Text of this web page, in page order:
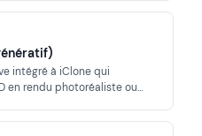
intégré à iClone qui
en rendu photoréaliste ou
assurée.